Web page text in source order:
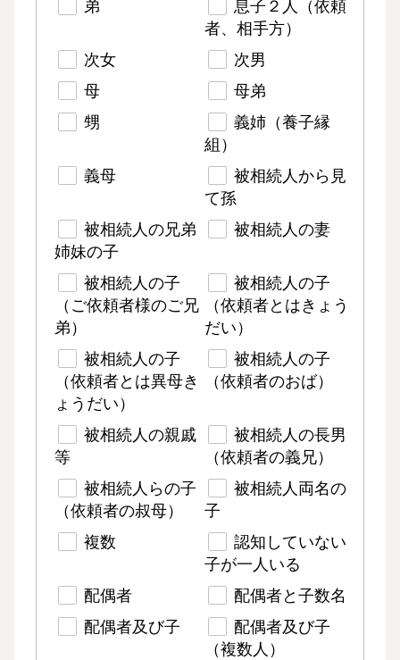
弟
息子２人（依頼
者、相手方）
次女
次男
母
母弟
甥
義姉（養子縁
組）
義母
被相続人から見
て孫
被相続人の兄弟
姉妹の子
被相続人の妻
被相続人の子
（ご依頼者様のご兄
弟）
被相続人の子
（依頼者とはきょう
だい）
被相続人の子
（依頼者とは異母き
ょうだい）
被相続人の子
（依頼者のおば）
被相続人の親戚
等
被相続人の長男
（依頼者の義兄）
被相続人らの子
（依頼者の叔母）
被相続人両名の
子
複数
認知していない
子が一人いる
配偶者
配偶者と子数名
配偶者及び子
配偶者及び子
（複数人）